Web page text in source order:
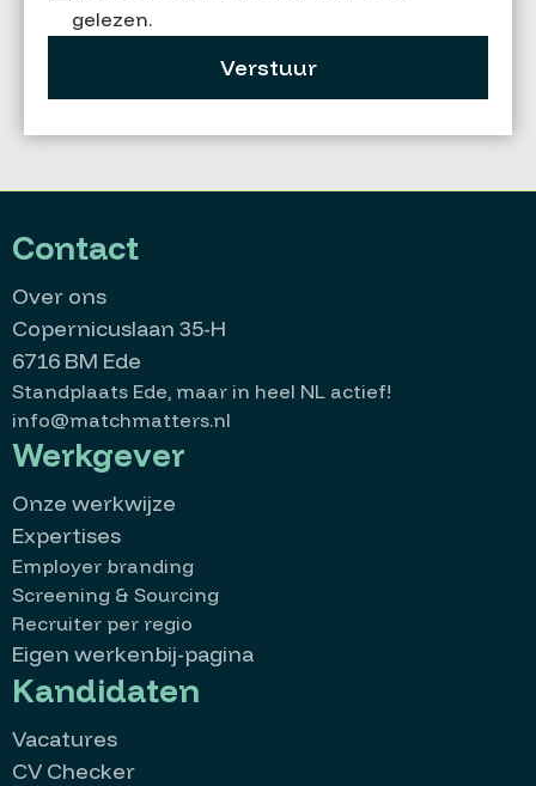
gelezen.
Verstuur
Contact
Over ons
Copernicuslaan 35-H
6716 BM Ede
Standplaats Ede, maar in heel NL actief!
info@matchmatters.nl
Werkgever
Onze werkwijze
Expertises
Employer branding
Screening & Sourcing
Recruiter per regio
Eigen werkenbij-pagina
Kandidaten
Vacatures
CV Checker